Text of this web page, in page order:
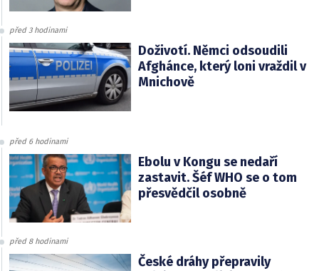
před 3 hodinami
Doživotí. Němci odsoudili
Afghánce, který loni vraždil v
Mnichově
před 6 hodinami
Ebolu v Kongu se nedaří
zastavit. Šéf WHO se o tom
přesvědčil osobně
před 8 hodinami
České dráhy přepravily